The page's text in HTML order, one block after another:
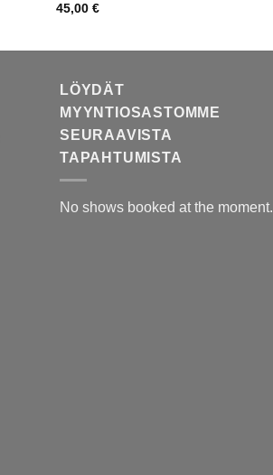
45,00€
LÖYDÄT
MYYNTIOSASTOMME
SEURAAVISTA
TAPAHTUMISTA
No shows booked at the moment.